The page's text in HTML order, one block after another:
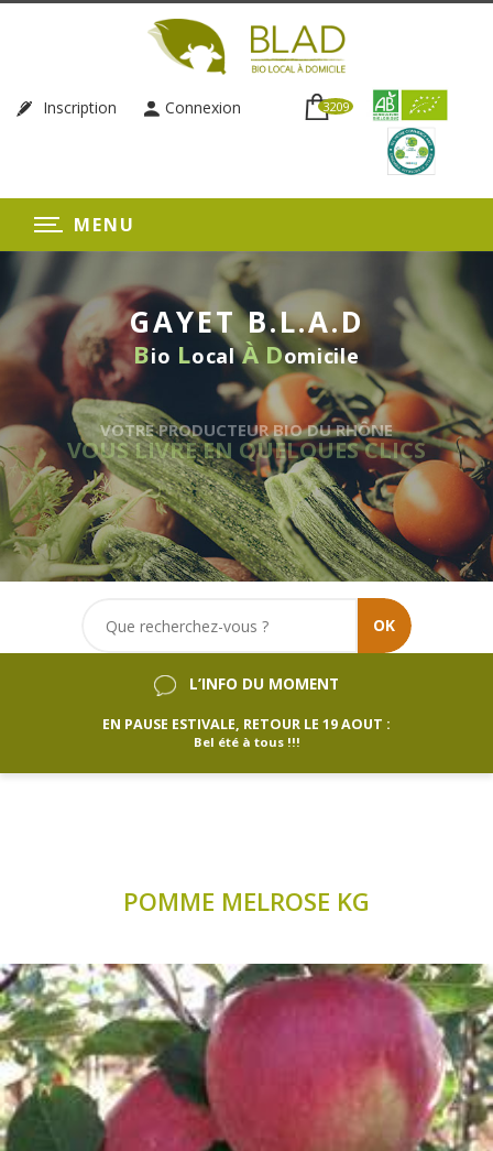
Inscription Connexion 3209
MENU
GAYET B.L.A.D
Bio LocalÀ Domicile
VOTRE PRODUCTEUR BIO DU RHÔNE
VOUS LIVRE EN QUELQUES CLICS
OK
L’INFO DU MOMENT
EN PAUSE ESTIVALE, RETOUR LE 19 AOUT :
Bel été à tous !!!
POMME MELROSE KG